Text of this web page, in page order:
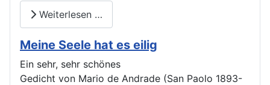
Weiterlesen …
Meine Seele hat es eilig
Ein sehr, sehr schönes
Gedicht von Mario de Andrade (San Paolo 1893-